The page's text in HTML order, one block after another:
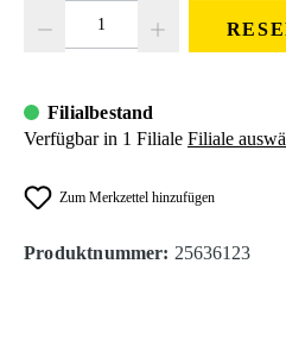
Filialbestand
Verfügbar in 1 Filiale Filiale
Zum Merkzettel hinzufügen
Produktnummer: 25636123